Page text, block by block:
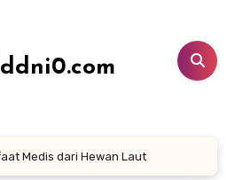
Medis dari Hewan Laut